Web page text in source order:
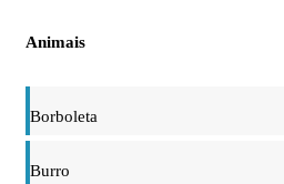
Animais
Borboleta
Burro